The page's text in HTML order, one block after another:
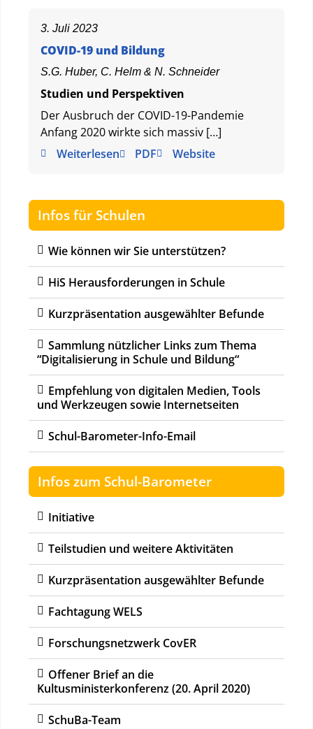
3. Juli 2023
COVID-19 und Bildung
S.G. Huber, C. Helm & N. Schneider
Studien und Perspektiven
Der Ausbruch der COVID-19-Pandemie
Anfang 2020 wirkte sich massiv […]
Weiterlesen
PDF Website
Infos für Schulen
Wie können wir Sie unterstützen?
HiS Herausforderungen in Schule
Kurzpräsentation ausgewählter Befunde
Sammlung nützlicher Links zum Thema
“Digitalisierung in Schule und Bildung“
Empfehlung von digitalen Medien, Tools
und Werkzeugen sowie Internetseiten
Schul-Barometer-Info-Email
Infos zum Schul-Barometer
Initiative
Teilstudien und weitere Aktivitäten
Kurzpräsentation ausgewählter Befunde
Fachtagung WELS
Forschungsnetzwerk CovER
Offener Brief an die
Kultusministerkonferenz (20. April 2020)
SchuBa-Team